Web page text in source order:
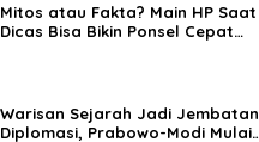
Mitos atau Fakta? Main HP Saat
Dicas Bisa Bikin Ponsel Cepat
Warisan Sejarah Jadi Jembatan
Diplomasi, Prabowo-Modi Mulai